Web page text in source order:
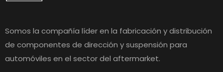
Somos la compañía líder en la fabricación y distribución
de componentes de dirección y suspensión para
automóviles en el sector del aftermarket.